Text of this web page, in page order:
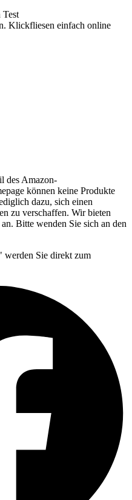
Klickfliesen einfach online
des Amazon-
können keine Produkte
dazu, sich einen
zu verschaffen. Wir bieten
Bitte wenden Sie sich an den
Sie direkt zum